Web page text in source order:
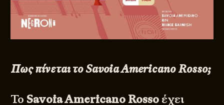
Πως πίνεται το Savoia Americano Rosso;
Το Savoia Americano Rosso έχει